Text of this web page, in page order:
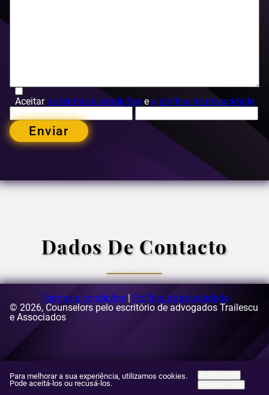
Aceitaros termos e condiçõese a política de privacidade
Enviar
Dados De Contacto
Correio eletrónico:
O endereço:
1, Bucareste, Roménia
Para melhorar a sua experiência, utilizamos cookies.
Pode aceitá-los ou recusá-los.
Termos e condições| Política de privacidade
© 2026, Counselors pelo escritório de advogados Trailescu
e Associados